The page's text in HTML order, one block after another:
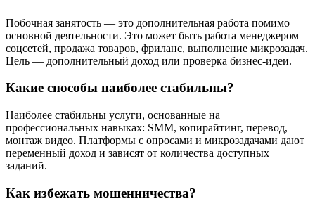
Побочная занятость — это дополнительная работа помимо
основной деятельности. Это может быть работа менеджером
соцсетей, продажа товаров, фриланс, выполнение микрозадач.
Цель — дополнительный доход или проверка бизнес-идеи.
Какие способы наиболее стабильны?
Наиболее стабильны услуги, основанные на
профессиональных навыках: SMM, копирайтинг, перевод,
монтаж видео. Платформы с опросами и микрозадачами дают
переменный доход и зависят от количества доступных
заданий.
Как избежать мошенничества?